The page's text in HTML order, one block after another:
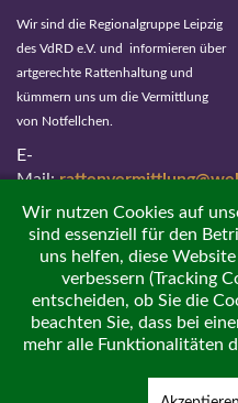
Wir sind die Regionalgruppe Leipzig
des VdRD e.V. und informieren über
artgerechte Rattenhaltung und
kümmern uns um die Vermittlung
von Notfellchen.
E-
Mail:
Notfallnummer: 01 63 –
459 596 4
Impressum /
Datenschutzerklärung
Beitrag erstellen
Wir nutzen Cookies auf
sind essenziell für den
uns helfen, diese
verbessern (Tracking
entscheiden, ob Sie die
beachten Sie, dass bei
mehr alle Funktionalitäten